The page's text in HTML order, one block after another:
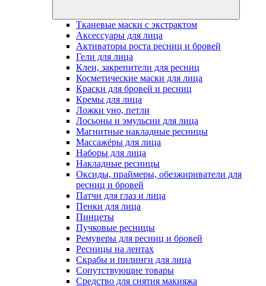
Тканевые маски с экстрактом
Аксессуары для лица
Активаторы роста ресниц и бровей
Гели для лица
Клеи, закрепители для ресниц
Косметические маски для лица
Краски для бровей и ресниц
Кремы для лица
Ложки уно, петли
Лосьоны и эмульсии для лица
Магнитные накладные ресницы
Массажёры для лица
Наборы для лица
Накладные ресницы
Оксиды, праймеры, обезжириватели для
ресниц и бровей
Патчи для глаз и лица
Пенки для лица
Пинцеты
Пучковые ресницы
Ремуверы для ресниц и бровей
Ресницы на лентах
Скрабы и пилинги для лица
Сопутствующие товары
Средство для снятия макияжа